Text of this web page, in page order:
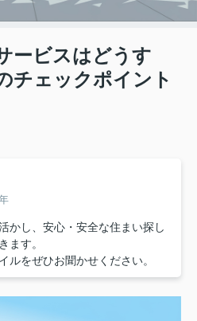
ービスはどうす
チェックポイント
かし、安心・安全な住まい探し
ます。
ルをぜひお聞かせください。